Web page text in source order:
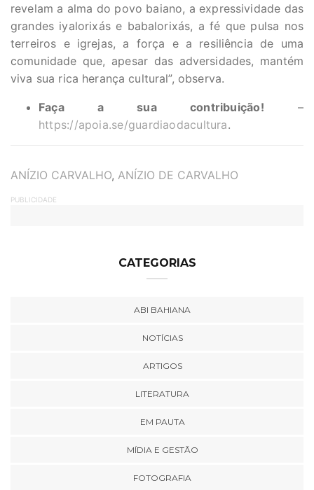
revelam a alma do povo baiano, a expressividade das
grandes iyalorixás e babalorixás, a fé que pulsa nos
terreiros e igrejas, a força e a resiliência de uma
comunidade que, apesar das adversidades, mantém
viva sua rica herança cultural”, observa.
Faça a sua contribuição! –
https://apoia.se/guardiaodacultura.
TAGS
ANÍZIO CARVALHO, ANÍZIO DE CARVALHO
PUBLICIDADE
CATEGORIAS
ABI BAHIANA
NOTÍCIAS
ARTIGOS
LITERATURA
EM PAUTA
MÍDIA E GESTÃO
FOTOGRAFIA